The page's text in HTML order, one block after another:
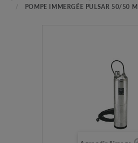
POMPE IMMERGÉE PULSAR 50/50 M